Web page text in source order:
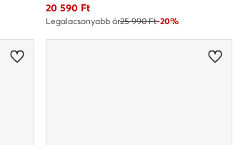
Aktuális ár
20 590Ft
Legalacsonyabb ár25 990 Ft-20%